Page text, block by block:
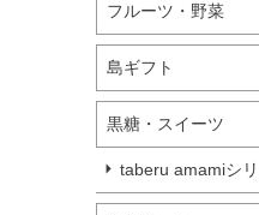
フルーツ・野菜
島ギフト
黒糖・スイーツ
taberu amamiシ